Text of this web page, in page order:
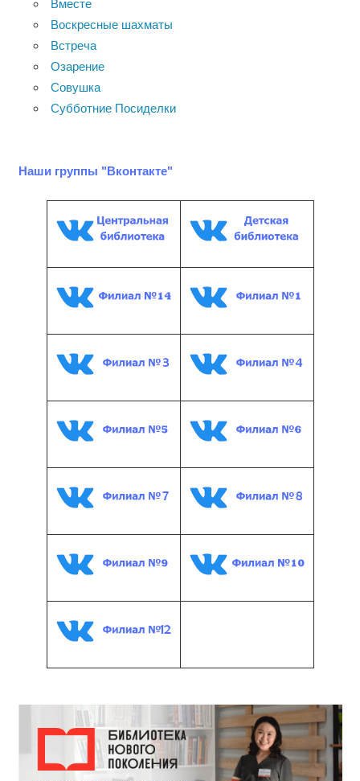
Вместе
Воскресные шахматы
Встреча
Озарение
Совушка
Субботние Посиделки
Наши группы "Вконтакте"